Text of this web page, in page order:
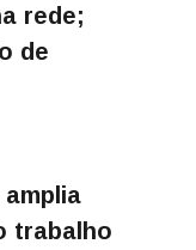
rede;
de
trabalho